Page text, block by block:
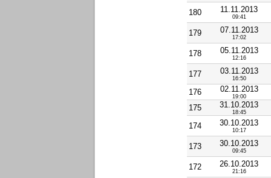
180 11.11.2013
09:41
179 07.11.2013
17:02
178 05.11.2013
12:16
177 03.11.2013
16:50
176 02.11.2013
19:00
175 31.10.2013
18:45
174 30.10.2013
10:17
173 30.10.2013
09:45
172 26.10.2013
21:16